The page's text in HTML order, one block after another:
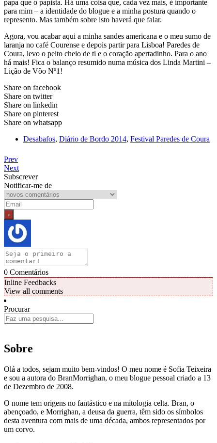
papa que o papista. Há uma coisa que, cada vez mais, é importante
para mim – a identidade do blogue e a minha postura quando o
represento. Mas também sobre isto haverá que falar.
Agora, vou acabar aqui a minha sandes americana e o meu sumo de
laranja no café Courense e depois partir para Lisboa! Paredes de
Coura, levo o peito cheio de ti e o coração apertadinho. Para o ano
há mais! Fica o balanço resumido numa música dos Linda Martini –
Lição de Vôo Nº1!
Share on facebook
Share on twitter
Share on linkedin
Share on pinterest
Share on whatsapp
Desabafos, Diário de Bordo 2014, Festival Paredes de Coura
Prev
Next
Subscrever
Notificar-me de
0 Comentários
Inline Feedbacks
View all comments
Procurar
Sobre
Olá a todos, sejam muito bem-vindos! O meu nome é Sofia Teixeira
e sou a autora do BranMorrighan, o meu blogue pessoal criado a 13
de Dezembro de 2008.
O nome tem origens no fantástico e na mitologia celta. Bran, o
abençoado, e Morrighan, a deusa da guerra, têm sido os símbolos
desta aventura com mais de uma década, ambos representados por
um corvo.